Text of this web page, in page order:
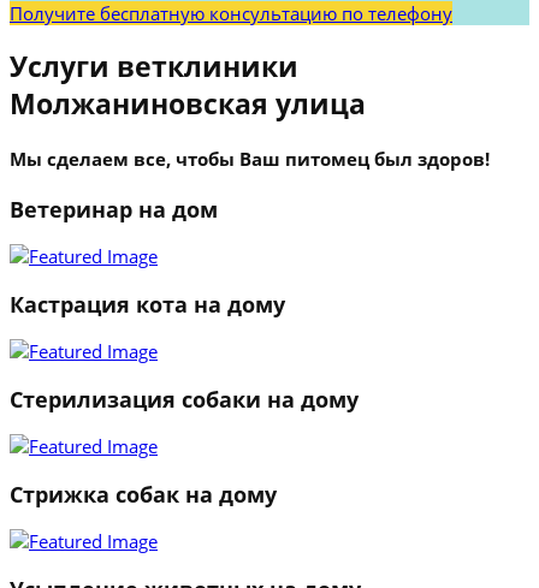
Получите бесплатную консультацию по телефону
Услуги ветклиники
Молжаниновская улица
Мы сделаем все, чтобы Ваш питомец был здоров!
Ветеринар на дом
Кастрация кота на дому
Стерилизация собаки на дому
Стрижка собак на дому